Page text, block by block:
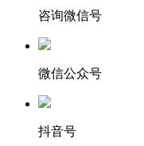
咨询微信号
微信公众号
抖音号